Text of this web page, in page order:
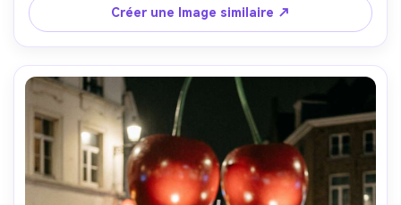
look éditorial de beauté de luxe, peau photoréaliste et
yeux tranchants-AR 4:5
Créer une Image similaire ↗